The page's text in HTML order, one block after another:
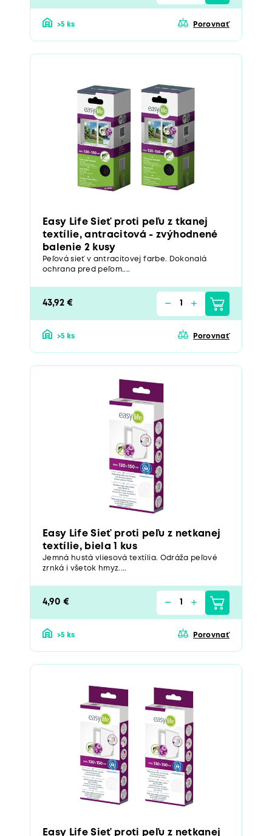
>5 ks Porovnať
Easy Life Sieť proti peľu z tkanej
textílie, antracitová - zvýhodnené
balenie 2 kusy
Peľová sieť v antracitovej farbe. Dokonalá
ochrana pred peľom....
43,92 €
>5 ks Porovnať
Easy Life Sieť proti peľu z netkanej
textílie, biela 1 kus
Jemná hustá vliesová textília. Odráža peľové
zrnká i všetok hmyz....
4,90 €
>5 ks Porovnať
Easy Life Sieť proti peľu z netkanej